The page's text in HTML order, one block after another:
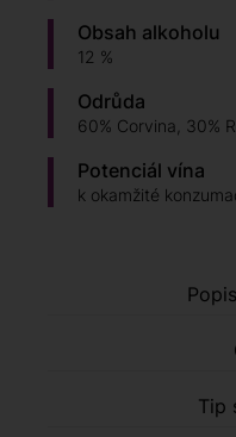
Obsah alkoholu
12 %
Odrůda
60% Corvina, 30%
Potenciál vína
k okamžité
Tip